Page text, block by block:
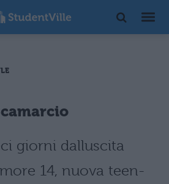
giorni dalluscita
14, nuova teen-